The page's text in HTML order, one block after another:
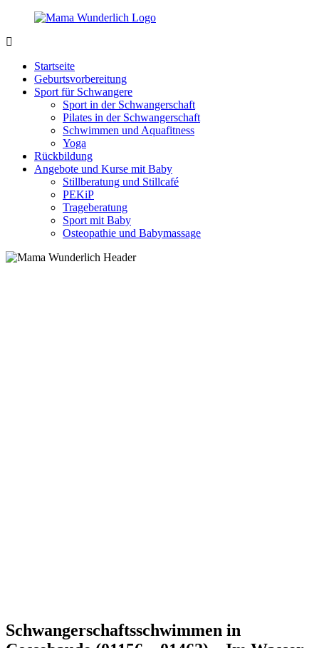
Zurück
Inhalt
sein
wunderbar!
Startseite
Geburtsvorbereitung
Sport für Schwangere
Sport in der Schwangerschaft
Pilates in der Schwangerschaft
Schwimmen und Aquafitness
Yoga
Rückbildung
Angebote und Kurse mit Baby
Stillberatung und Stillcafé
PEKiP
Trageberatung
Sport mit Baby
Osteopathie und Babymassage
Schwangerschaftsschwimmen in